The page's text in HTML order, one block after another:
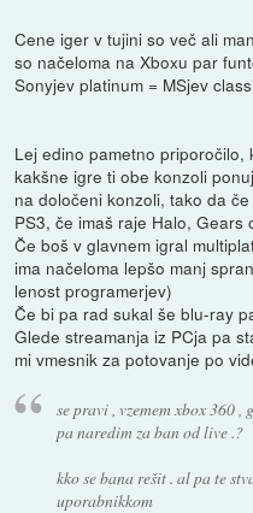
Cene iger v tujini so več ali
so načeloma na Xboxu par
Sonyjev platinum = MSjev
Lej edino pametno
kakšne igre ti obe konzoli
na določeni konzoli, tako da
PS3, če imaš raje Halo, Gears
Če boš v glavnem igral
ima načeloma lepšo manj
lenost programerjev)
Če bi pa rad sukal še blu-ray
Glede streamanja iz PCja pa
mi vmesnik za potovanje po
se pravi , vzemem xbox 360
pa naredim za ban od live .?
kko se bana rešit . al pa te
uporabnikkom